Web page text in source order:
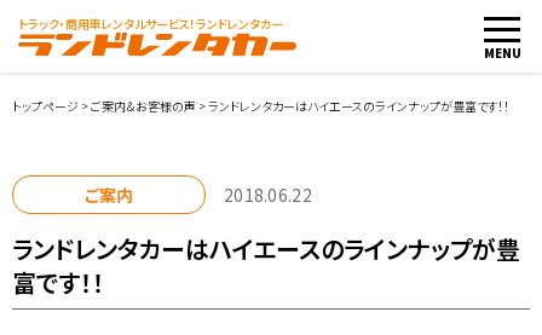
MENU
トラック・商用車レンタルサービス！ランドレンタカー
車両・料金
店舗紹介
ご利用案内
トップページ >ご案内＆お客様の声 >ランドレンタカーはハイエースのラインナップが豊富です！！
ご案内 2018.06.22
ランドレンタカーはハイエースのラインナップが豊
富です！！